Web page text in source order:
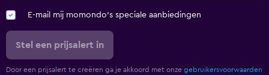
E-mail mij momondo's speciale aanbiedingen
Stel een prijsalert in
Door een prijsalert te creëren ga je akkoord met onze gebruikersvoorwaarden